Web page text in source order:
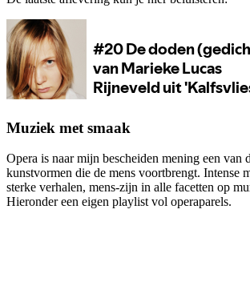
Muziek met smaak
Opera is naar mijn bescheiden mening een van
kunstvormen die de mens voortbrengt. Intense
sterke verhalen, mens-zijn in alle facetten op
Hieronder een eigen playlist vol operaparels.